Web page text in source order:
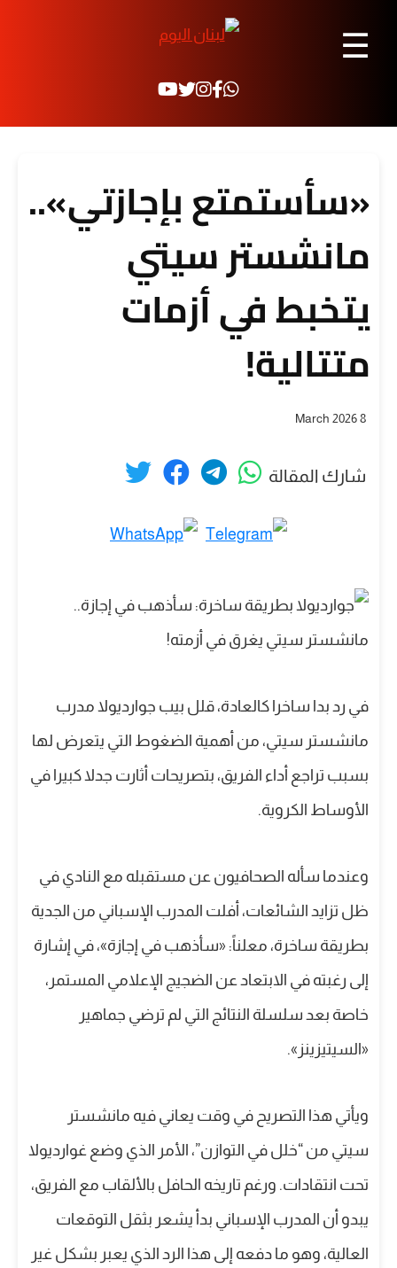
☰
«سأستمتع بإجازتي»..
مانشستر سيتي
يتخبط في أزمات
متتالية!
8 March 2026
شارك المقالة
في رد بدا ساخرا كالعادة، قلل بيب جوارديولا مدرب
مانشستر سيتي، من أهمية الضغوط التي يتعرض لها
بسبب تراجع أداء الفريق، بتصريحات أثارت جدلا كبيرا في
الأوساط الكروية.
وعندما سأله الصحافيون عن مستقبله مع النادي في
ظل تزايد الشائعات، أفلت المدرب الإسباني من الجدية
بطريقة ساخرة، معلناً: «سأذهب في إجازة»، في إشارة
إلى رغبته في الابتعاد عن الضجيج الإعلامي المستمر،
خاصة بعد سلسلة النتائج التي لم ترضي جماهير
«السيتيزينز».
ويأتي هذا التصريح في وقت يعاني فيه مانشستر
سيتي من “خلل في التوازن”، الأمر الذي وضع غوارديولا
تحت انتقادات. ورغم تاريخه الحافل بالألقاب مع الفريق،
يبدو أن المدرب الإسباني بدأ يشعر بثقل التوقعات
العالية، وهو ما دفعه إلى هذا الرد الذي يعبر بشكل غير